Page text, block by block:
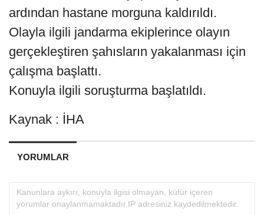
ardından hastane morguna kaldırıldı.
Olayla ilgili jandarma ekiplerince olayın
gerçekleştiren şahısların yakalanması için
çalışma başlattı.
Konuyla ilgili soruşturma başlatıldı.
Kaynak : İHA
YORUMLAR